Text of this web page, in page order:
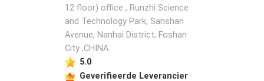
12 floor) office , Runzhi Science
and Technology Park, Sanshan
Avenue, Nanhai District, Foshan
City ,CHINA
5.0
Geverifieerde Leverancier